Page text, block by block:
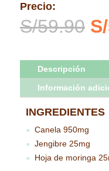
Precio:
S/59.90 El
S/
Descripción
Información
INGREDIENTES
● Canela 950mg
● Jengibre 25mg
● Hoja de moringa